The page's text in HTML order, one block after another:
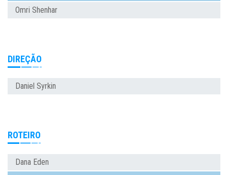
Omri Shenhar
DIREÇÃO
Daniel Syrkin
ROTEIRO
Dana Eden